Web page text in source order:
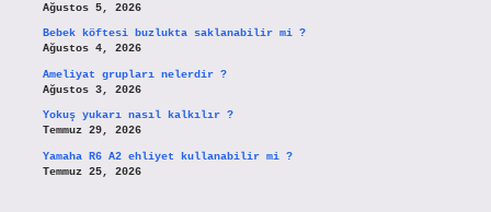
Ağustos 5, 2026
Bebek köftesi buzlukta saklanabilir mi ?
Ağustos 4, 2026
Ameliyat grupları nelerdir ?
Ağustos 3, 2026
Yokuş yukarı nasıl kalkılır ?
Temmuz 29, 2026
Yamaha R6 A2 ehliyet kullanabilir mi ?
Temmuz 25, 2026